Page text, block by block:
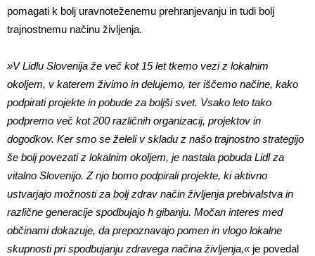
pomagati k bolj uravnoteženemu prehranjevanju in tudi bolj
trajnostnemu načinu življenja.
»V Lidlu Slovenija že več kot 15 let tkemo vezi z lokalnim
okoljem, v katerem živimo in delujemo, ter iščemo načine, kako
podpirati projekte in pobude za boljši svet. Vsako leto tako
podpremo več kot 200 različnih organizacij, projektov in
dogodkov. Ker smo se želeli v skladu z našo trajnostno strategijo
še bolj povezati z lokalnim okoljem, je nastala pobuda Lidl za
vitalno Slovenijo. Z njo bomo podpirali projekte, ki aktivno
ustvarjajo možnosti za bolj zdrav način življenja prebivalstva in
različne generacije spodbujajo h gibanju. Močan interes med
občinami dokazuje, da prepoznavajo pomen in vlogo lokalne
skupnosti pri spodbujanju zdravega načina življenja,«je povedal